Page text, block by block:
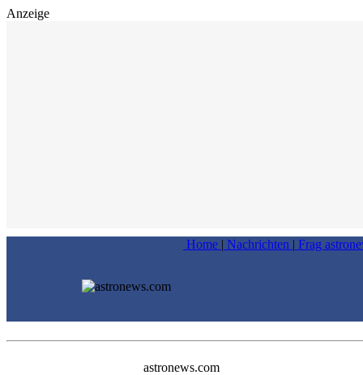
Anzeige
Home | Nachrichten | Frag
astronews.com